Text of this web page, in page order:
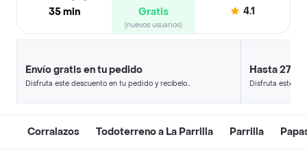
35 min
Gratis
(nuevos usuarios)
4.1
Envío gratis en tu pedido
Disfruta este descuento en tu pedido y recíbelo
Hasta 27%
Disfruta este
Corralazos Todoterreno a La Parrilla Parrilla